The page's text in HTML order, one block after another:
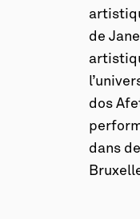
de
dos
dans